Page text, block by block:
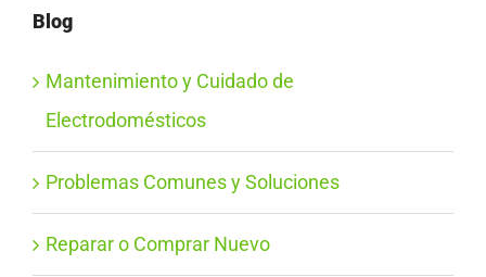
Blog
Mantenimiento y Cuidado de
Electrodomésticos
Problemas Comunes y Soluciones
Reparar o Comprar Nuevo